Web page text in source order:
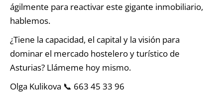
ágilmente para reactivar este gigante inmobiliario,
hablemos.
¿Tiene la capacidad, el capital y la visión para
dominar el mercado hostelero y turístico de
Asturias? Llámeme hoy mismo.
Olga Kulikova 📞 663 45 33 96